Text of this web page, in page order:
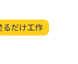
るだけ工作